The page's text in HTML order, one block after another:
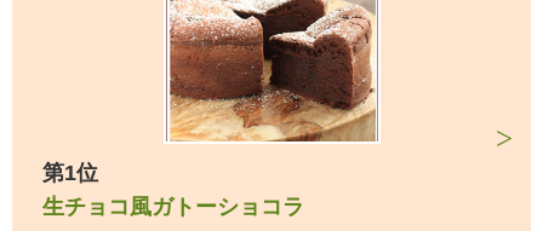
第1位
生チョコ風ガトーショコラ